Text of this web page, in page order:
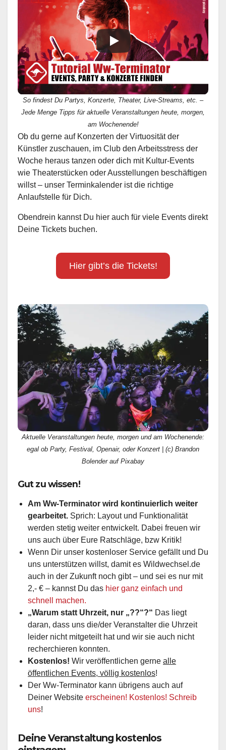
So findest Du Partys, Konzerte, Theater, Live-Streams, etc. –
Jede Menge Tipps für aktuelle Veranstaltungen heute, morgen,
am Wochenende!
Ob du gerne auf Konzerten der Virtuosität der
Künstler zuschauen, im Club den Arbeitsstress der
Woche heraus tanzen oder dich mit Kultur-Events
wie Theaterstücken oder Ausstellungen beschäftigen
willst – unser Terminkalender ist die richtige
Anlaufstelle für Dich.
Obendrein kannst Du hier auch für viele Events direkt
Deine Tickets buchen.
Hier gibt’s die Tickets!
Aktuelle Veranstaltungen heute, morgen und am Wochenende:
egal ob Party, Festival, Openair, oder Konzert | (c) Brandon
Bolender auf Pixabay
Gut zu wissen!
Am Ww-Terminator wird kontinuierlich weiter
gearbeitet. Sprich: Layout und Funktionalität
werden stetig weiter entwickelt. Dabei freuen wir
uns auch über Eure Ratschläge, bzw Kritik!
Wenn Dir unser kostenloser Service gefällt und Du
uns unterstützen willst, damit es Wildwechsel.de
auch in der Zukunft noch gibt – und sei es nur mit
2,- € – kannst Du das hier ganz einfach und
schnell machen.
„Warum statt Uhrzeit, nur „??“?“ Das liegt
daran, dass uns die/der Veranstalter die Uhrzeit
leider nicht mitgeteilt hat und wir sie auch nicht
recherchieren konnten.
Kostenlos! Wir veröffentlichen gerne alle
öffentlichen Events, völlig kostenlos!
Der Ww-Terminator kann übrigens auch auf
Deiner Website erscheinen! Kostenlos! Schreib
uns!
Deine Veranstaltung kostenlos